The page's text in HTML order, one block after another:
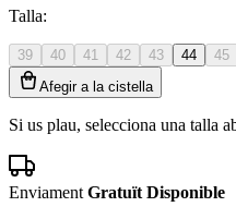
Talla:
39 40 41 42 43 44 45
Afegir a la cistella
Si us plau, selecciona una talla
Enviament Gratuït Disponible